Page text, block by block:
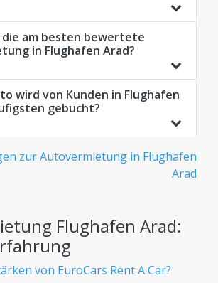
die am besten bewertete
in Flughafen Arad?
wird von Kunden in Flughafen
gebucht?
zur Autovermietung in Flughafen
Arad
Flughafen Arad:
von EuroCars Rent A Car?